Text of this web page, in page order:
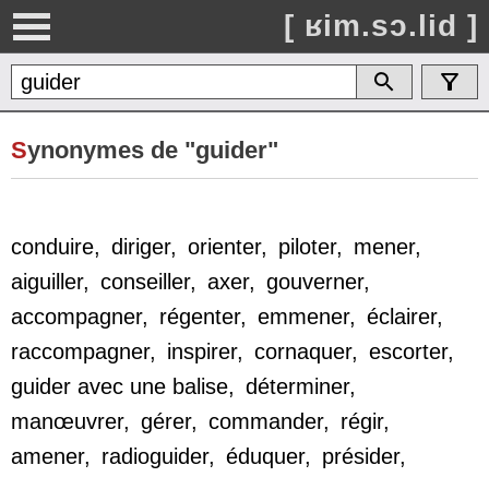
[ ʁim.sɔ.lid ]
Synonymes de "guider"
conduire, diriger, orienter, piloter, mener,
aiguiller, conseiller, axer, gouverner,
accompagner, régenter, emmener, éclairer,
raccompagner, inspirer, cornaquer, escorter,
guider avec une balise, déterminer,
manœuvrer, gérer, commander, régir,
amener, radioguider, éduquer, présider,